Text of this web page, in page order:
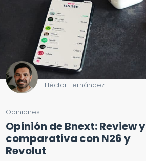
Héctor Fernández
Opiniones
Opinión de Bnext: Review y
comparativa con N26 y
Revolut